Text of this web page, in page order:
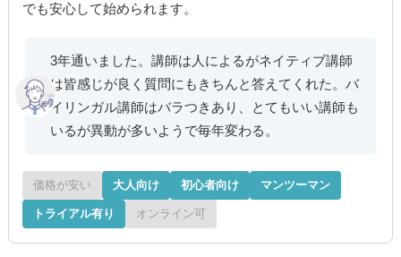
でも安心して始められます。
3年通いました。講師は人によるがネイティブ講師
は皆感じが良く質問にもきちんと答えてくれた。バ
イリンガル講師はバラつきあり、とてもいい講師も
いるが異動が多いようで毎年変わる。
価格が安い 大人向け 初心者向け マンツーマン
トライアル有り オンライン可